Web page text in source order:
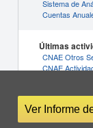
Sistema de
Cuentas
Últimas
CNAE Otros
CNAE
CNAE
CNAE
Ver Informe